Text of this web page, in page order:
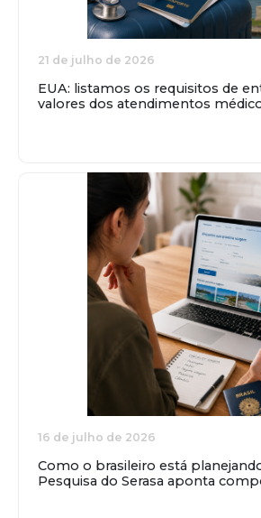
21 de julho de 2026
EUA: listamos os requisitos de
valores dos atendimentos
16 de julho de 2026
Como o brasileiro está
Pesquisa do Serasa aponta